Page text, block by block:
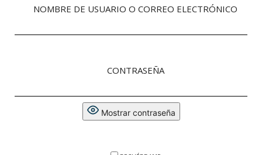
NOMBRE DE USUARIO O CORREO ELECTRÓNICO
CONTRASEÑA
Mostrar contraseña